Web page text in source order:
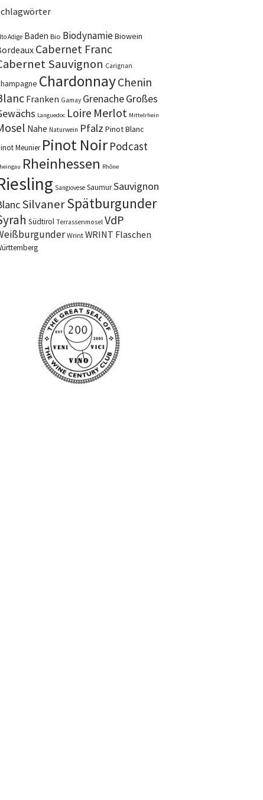
Adige Baden Bio BiodynamieBiowein
Cabernet Franc
Sauvignon Carignan
ChardonnayChenin
Franken Gamay GrenacheGroßes
Languedoc Loire Merlot Mittelrhein
Nahe Naturwein Pfalz Pinot Blanc
Meunier Pinot Noir Podcast
Rheinhessen Rhône
Sangiovese SaumurSauvignon
SilvanerSpätburgunder
Südtirol Terrassenmosel VdP
Wrint WRINT Flaschen